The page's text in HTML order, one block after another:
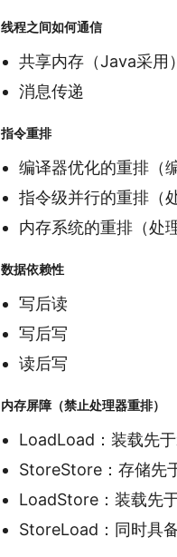
线程之间如何通信
共享内存（Java采用）
消息传递
指令重排
编译器优化的重排（
指令级并行的重排（
内存系统的重排（处
数据依赖性
写后读
写后写
读后写
内存屏障（禁止处理器重排）
LoadLoad：装载先
StoreStore：存储先
LoadStore：装载先
StoreLoad：同时具